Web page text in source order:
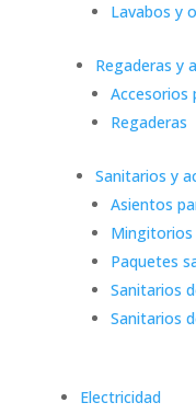
Lavabos y
Regaderas y
Accesorios
Regaderas
Sanitarios y
Asientos
Paquetes
Sanitarios
Sanitarios
Electricidad